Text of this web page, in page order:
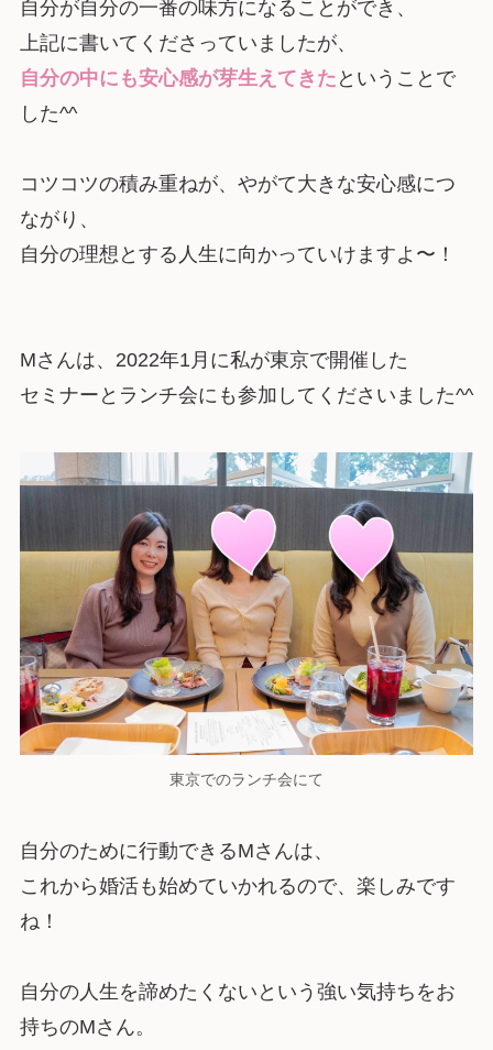
自分が自分の一番の味方になることができ、
上記に書いてくださっていましたが、
自分の中にも安心感が芽生えてきた ということで
した^^
コツコツの積み重ねが、やがて大きな安心感につ
ながり、
自分の理想とする人生に向かっていけますよ〜！
Mさんは、2022年1月に私が東京で開催した
セミナーとランチ会にも参加してくださいました^^
東京でのランチ会にて
自分のために行動できるMさんは、
これから婚活も始めていかれるので、楽しみです
ね！
自分の人生を諦めたくないという強い気持ちをお
持ちのMさん。